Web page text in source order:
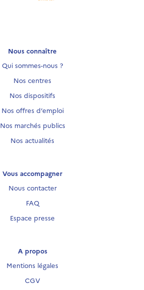
Nous connaître
Qui sommes-nous ?
Nos centres
Nos dispositifs
Nos offres d’emploi
Nos marchés publics
Nos actualités
Vous accompagner
Nous contacter
FAQ
Espace presse
A propos
Mentions légales
CGV